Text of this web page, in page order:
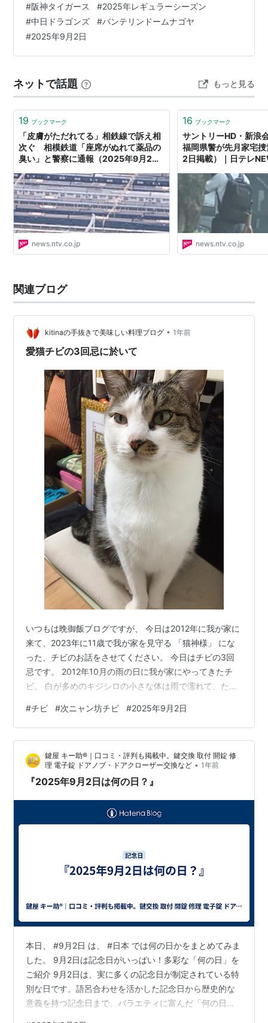
ンズ 試合結果 スコアボード 責任投手 本塁打 おじさんの
戦評 試合詳細 スポンサーリンク J SPORTSで広島・
DeNA主催試合を配信中！ 順位表 この日までの順位はこ
ちら。 順位 チーム名 試合 勝利 敗戦 引分 勝率 勝差 残試
#阪神タイガース #2025年レギュラーシーズン
#中日ドラゴンズ #バンテリンドームナゴヤ
#2025年9月2日
ネットで話題 もっと見る
19 ブックマーク
「皮膚がただれてる」相鉄線で訴え相
次ぐ 相模鉄道「座席がぬれて薬品の
臭い」と警察に通報（2025年9月2日
news.ntv.co.jp
16 ブックマーク
サントリーHD・新
福岡県警が先月家宅
2日掲載）｜日テレ
news.ntv.co.jp
関連ブログ
kitinaの手抜きで美味しい料理ブログ • 1年前
愛猫チビの3回忌に於いて
いつもは晩御飯ブログですが、 今日は2012年に我が家に
来て、2023年に11歳で我が家を見守る 「猫神様」 にな
った、チビのお話をさせてください。 今日はチビの3回
忌です。 2012年10月の雨の日に我が家にやってきたチ
ビ。 白が多めのキジシロの小さな体は雨で濡れて、たく
で、 「生きること」 を諦めたように、じっとうずくまっ
ていました。 当時賃貸の一軒家を「猫は一匹まで」とい
うお約束で借りており、すでに長ニャン坊のクロがおり
ましたが、私にはチビを「迎え入れない」という選択肢
はありませんでした。 その後はオットのブログに闘病記
があるように202…
#チビ #次ニャン坊チビ #2025年9月2日
鍵屋 キー助®｜口コミ・評判も掲載中。鍵交換 取付 開錠 修
理 電子錠 ドアノブ・ドアクローザー交換など • 1年前
『2025年9月2日は何の日？』
本日、 #9月2日 は、 #日本 では何の日かをまとめてみま
した。 9月2日は記念日がいっぱい！多彩な「何の日」を
ご紹介 9月2日は、実に多くの記念日が制定されている特
別な日です。語呂合わせを活かした記念日から歴史的な
意義を持つ記念日まで、バラエティに富んだ「何の日」